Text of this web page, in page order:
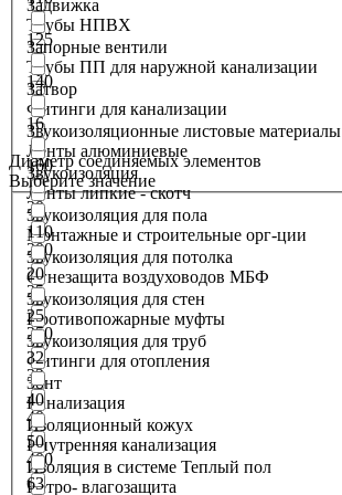
Трубы НПВХ
Трубы ПП для наружной канализации
Фитинги для канализации
Ленты алюминиевые
Ленты липкие - скотч
Монтажные и строительные орг-ции
Огнезащита воздуховодов МБФ
Противопожарные муфты
Фитинги для отопления
Канализация
Внутренняя канализация
Ветро- влагозащита
Задвижка
Запорные вентили
Затвор
Звукоизоляционные листовые материалы
Звукоизоляция
Звукоизоляция для пола
Звукоизоляция для потолка
Звукоизоляция для стен
Звукоизоляция для труб
Зонт
Изоляционный кожух
Изоляция в системе Теплый пол
125
140
16
160
20
200
25
250
32
40
400
Диаметр соединяемых элементов
Выберите значение
110
20
25
32
40
50
63